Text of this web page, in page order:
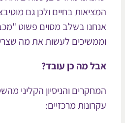
בחיים ולכן גם מוטיבציה
בשלב מסוים פשוט "מכבים"
לעשות את מה שצריך
מה כן עובד?
והניסיון הקליני מהשטח,
מרכזיים: